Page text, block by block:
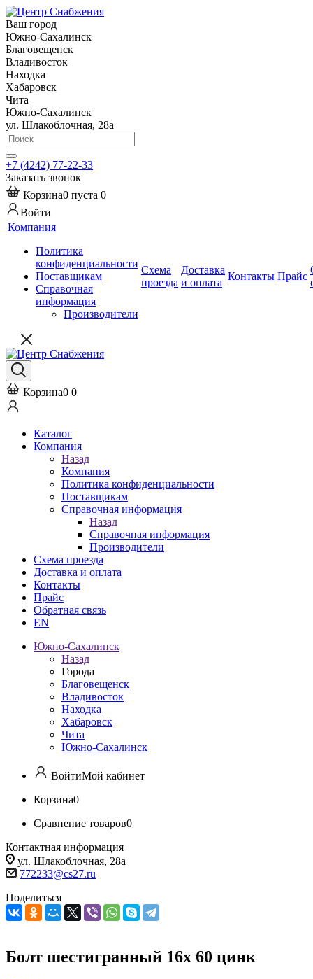
Ваш город
Южно-Сахалинск
Благовещенск
Владивосток
Находка
Хабаровск
Чита
Южно-Сахалинск
ул. Шлакоблочная, 28а
+7 (4242) 77-22-33
Заказать звонок
Корзина0 пуста 0
Войти
Компания
Политика
конфиденциальности
Поставщикам
Справочная
информация
Производители
Схема
проезда
Доставка
и оплата
Контакты Прайс
Корзина0 0
Каталог
Компания
Назад
Компания
Политика конфиденциальности
Поставщикам
Справочная информация
Назад
Справочная информация
Производители
Схема проезда
Доставка и оплата
Контакты
Прайс
Обратная связь
EN
Южно-Сахалинск
Назад
Города
Благовещенск
Владивосток
Находка
Хабаровск
Чита
Южно-Сахалинск
ВойтиМой кабинет
Корзина0
Сравнение товаров0
Контактная информация
ул. Шлакоблочная, 28а
772233@cs27.ru
Поделиться
Болт шестигранный 16х 60 цинк